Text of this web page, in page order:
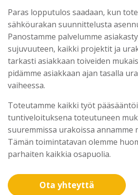
Paras lopputulos saadaan, kun
sähköurakan suunnittelusta
Panostamme palvelumme
sujuvuuteen, kaikki projektit ja
tarkasti asiakkaan toiveiden
pidämme asiakkaan ajan tasalla
vaiheessa.
Toteutamme kaikki työt
tuntiveloituksena toteutuneen
suuremmissa urakoissa annamme
Tämän toimintatavan olemme
parhaiten kaikkia osapuolia.
Ota yhteyttä